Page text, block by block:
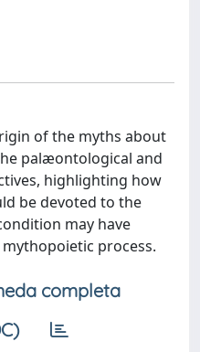
of the myths about
palæontological and
highlighting how
be devoted to the
may have
process.
completa